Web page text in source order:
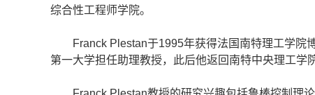
综合性工程师学院。
Franck Plestan于1995年获得法国南特理工学院
第一大学担任助理教授，此后他返回南特中央理工学